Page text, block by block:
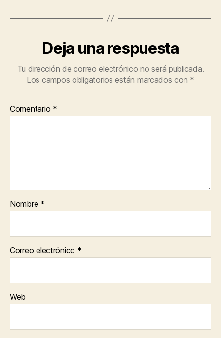
Deja una respuesta
Tu dirección de correo electrónico no será publicada.
Los campos obligatorios están marcados con *
Comentario *
Nombre *
Correo electrónico *
Web